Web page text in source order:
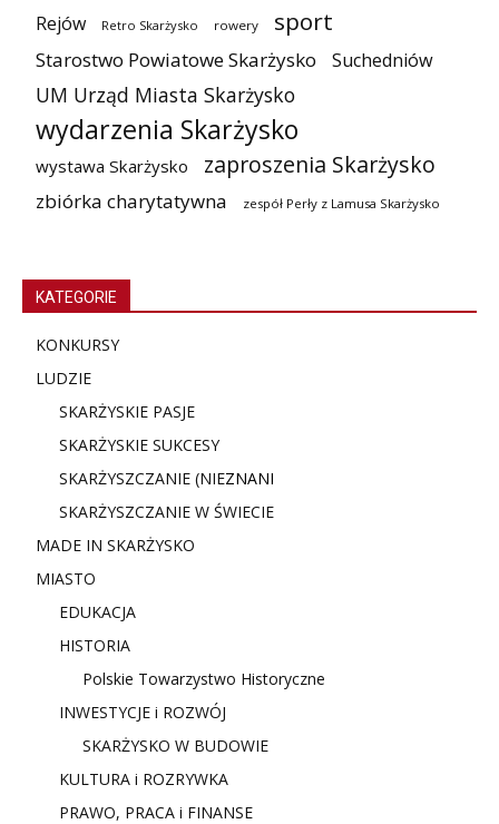
Rejów Retro Skarżysko rowery sport
Starostwo Powiatowe Skarżysko Suchedniów
UM Urząd Miasta Skarżysko
wydarzenia Skarżysko
wystawa Skarżysko zaproszenia Skarżysko
zbiórka charytatywna zespół Perły z Lamusa Skarżysko
KATEGORIE
KONKURSY
LUDZIE
SKARŻYSKIE PASJE
SKARŻYSKIE SUKCESY
SKARŻYSZCZANIE (NIEZNANI
SKARŻYSZCZANIE W ŚWIECIE
MADE IN SKARŻYSKO
MIASTO
EDUKACJA
HISTORIA
Polskie Towarzystwo Historyczne
INWESTYCJE i ROZWÓJ
SKARŻYSKO W BUDOWIE
KULTURA i ROZRYWKA
PRAWO, PRACA i FINANSE